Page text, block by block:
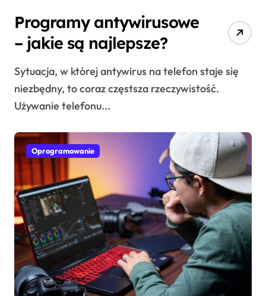
Programy antywirusowe
– jakie są najlepsze?
Sytuacja, w której antywirus na telefon staje się
niezbędny, to coraz częstsza rzeczywistość.
Używanie telefonu...
Oprogramowanie